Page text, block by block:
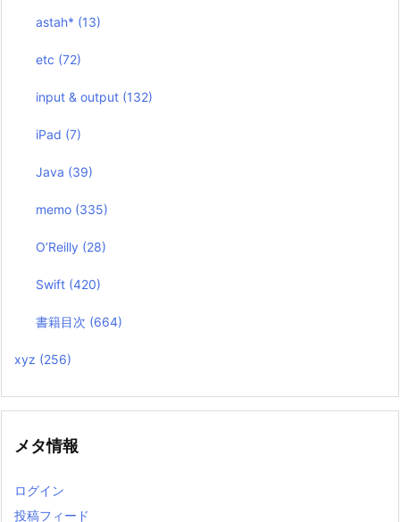
astah* (13)
etc (72)
input & output (132)
iPad (7)
Java (39)
memo (335)
O’Reilly (28)
Swift (420)
書籍目次 (664)
xyz (256)
メタ情報
ログイン
投稿フィード